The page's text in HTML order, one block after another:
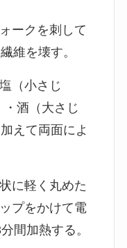
ークを刺して
維を壊す。
（小さじ
酒（大さじ
えて両面によ
に軽く丸めた
プをかけて電
間加熱する。